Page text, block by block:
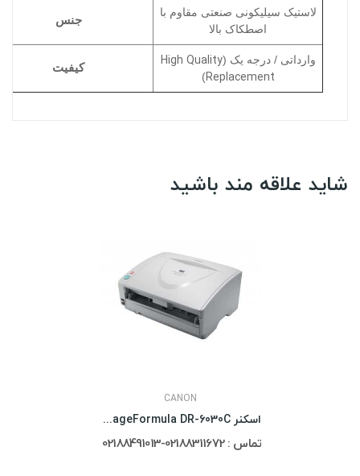
لاستیک سیلیکونی صنعتی مقاوم با
اصطکاک بالا
جنس
وارداتی / درجه یک (High Quality
Replacement
)
کیفیت
شاید علاقه مند باشید
CANON
اسکنر Canon ImageFormula DR-6030C
تماس : 02188311672-02188491013